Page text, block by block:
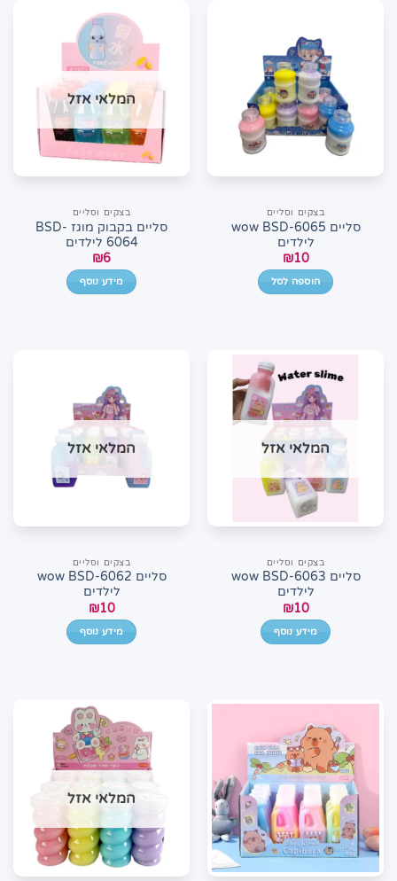
בצקים וסליים
סליים wow BSD-6065
לילדים
₪10
הוספה לסל
המלאי אזל
בצקים וסליים
סליים בקבוק מוגז BSD-
6064 לילדים
₪6
מידע נוסף
המלאי אזל
בצקים וסליים
סליים wow BSD-6063
לילדים
₪10
מידע נוסף
המלאי אזל
בצקים וסליים
סליים wow BSD-6062
לילדים
₪10
מידע נוסף
המלאי אזל